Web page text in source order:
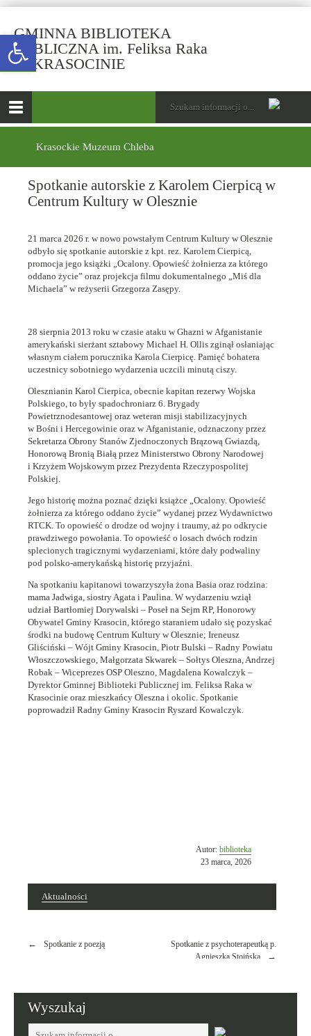
Open toolbar
GMINNA BIBLIOTEKA
PUBLICZNA im. Feliksa Raka
W KRASOCINIE-
autorskie
Karolem
Cierpicą
w
Centrum
Kultury
w
górne
Otwórz
menu
wpisz
szukaną
Krasockie Muzeum Chleba
Spotkanie autorskie z Karolem Cierpicą w
Centrum Kultury w Olesznie
21 marca 2026 r. w nowo powstałym Centrum Kultury w Olesznie
odbyło się spotkanie autorskie z kpt. rez. Karolem Cierpicą,
promocja jego książki „Ocalony. Opowieść żołnierza za którego
oddano życie” oraz projekcja filmu dokumentalnego „Miś dla
Michaela” w reżyserii Grzegorza Zasępy.
28 sierpnia 2013 roku w czasie ataku w Ghazni w Afganistanie
amerykański sierżant sztabowy Michael H. Ollis zginął osłaniając
własnym ciałem porucznika Karola Cierpicę. Pamięć bohatera
uczestnicy sobotniego wydarzenia uczcili minutą ciszy.
Olesznianin Karol Cierpica, obecnie kapitan rezerwy Wojska
Polskiego, to były spadochroniarz 6. Brygady
Powietrznodesantowej oraz weteran misji stabilizacyjnych
w Bośni i Hercegowinie oraz w Afganistanie, odznaczony przez
Sekretarza Obrony Stanów Zjednoczonych Brązową Gwiazdą,
Honorową Bronią Białą przez Ministerstwo Obrony Narodowej
i Krzyżem Wojskowym przez Prezydenta Rzeczypospolitej
Polskiej.
Jego historię można poznać dzięki książce „Ocalony. Opowieść
żołnierza za którego oddano życie” wydanej przez Wydawnictwo
RTCK. To opowieść o drodze od wojny i traumy, aż po odkrycie
prawdziwego powołania. To opowieść o losach dwóch rodzin
splecionych tragicznymi wydarzeniami, które dały podwaliny
pod polsko-amerykańską historię przyjaźni.
Na spotkaniu kapitanowi towarzyszyła żona Basia oraz rodzina:
mama Jadwiga, siostry Agata i Paulina. W wydarzeniu wziął
udział Bartłomiej Dorywalski – Poseł na Sejm RP, Honorowy
Obywatel Gminy Krasocin, którego staraniem udało się pozyskać
środki na budowę Centrum Kultury w Olesznie; Ireneusz
Gliściński – Wójt Gminy Krasocin, Piotr Bulski – Radny Powiatu
Włoszczowskiego, Małgorzata Skwarek – Sołtys Oleszna, Andrzej
Robak – Wiceprezes OSP Oleszno, Magdalena Kowalczyk –
Dyrektor Gminnej Biblioteki Publicznej im. Feliksa Raka w
Krasocinie oraz mieszkańcy Oleszna i okolic. Spotkanie
poprowadził Radny Gminy Krasocin Ryszard Kowalczyk.
Autor:bibliotekaOpublikowano
w
23 marca, 2026
Aktualności
Nawigacja
Spotkanie z poezją
Spotkanie z psychoterapeutką p.
Agnieszką Stoińską
Wyszukaj